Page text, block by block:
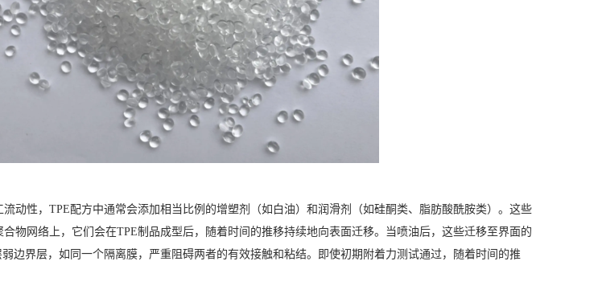
动性，TPE配方中通常会添加相当比例的增塑剂（如白油）和润滑剂（如硅酮类、脂肪酸酰胺类）。这些
物网络上，它们会在TPE制品成型后，随着时间的推移持续地向表面迁移。当喷油后，这些迁移至界面的
边界层，如同一个隔离膜，严重阻碍两者的有效接触和粘结。即使初期附着力测试通过，随着时间的推